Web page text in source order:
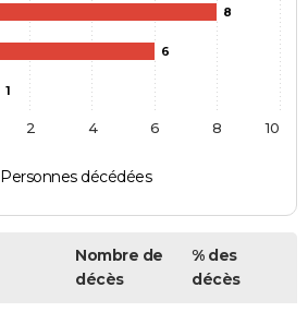
8
6
1
Personnes décédées
2 4 6 8 10
Nombre de
décès
% des
décès